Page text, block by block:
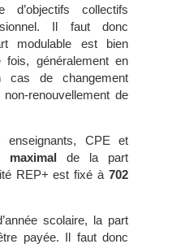
collectifs
Il faut donc
modulable est bien
généralement en
cas de changement
renouvellement de
enseignants, CPE et
maximal de la part
REP+ est fixé à 702
scolaire, la part
payée. Il faut donc